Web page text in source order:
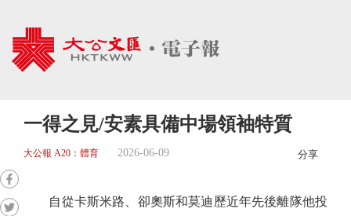
一得之見/安素具備中場領袖特質
大公報 A20：體育 2026-06-09 分享
自從卡斯米路、卻奧斯和莫迪歷近年先後離隊他投